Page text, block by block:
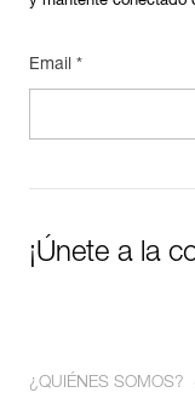
Email *
¡Únete a la
¿QUIÉNES SOMOS?